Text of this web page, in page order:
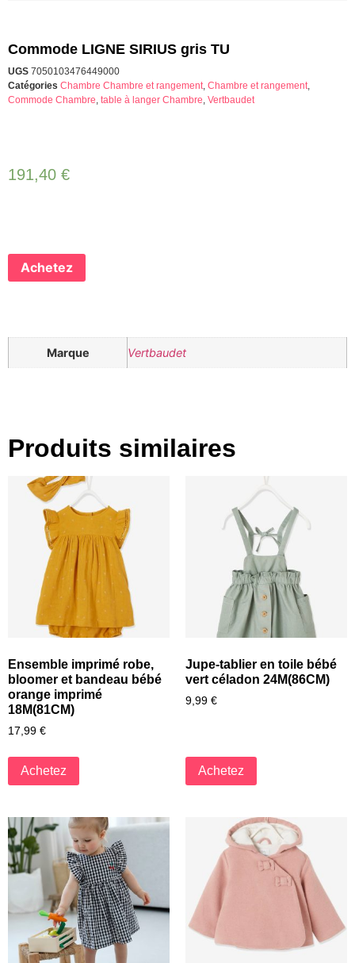
Commode LIGNE SIRIUS gris TU
UGS 7050103476449000
Catégories Chambre Chambre et rangement, Chambre et rangement,
Commode Chambre, table à langer Chambre, Vertbaudet
191,40 €
Achetez
Marque Vertbaudet
Produits similaires
Ensemble imprimé robe,
bloomer et bandeau bébé
orange imprimé
18M(81CM)
17,99 €
Achetez
Jupe-tablier en toile bébé
vert céladon 24M(86CM)
9,99 €
Achetez